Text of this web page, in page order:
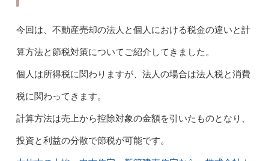
今回は、不動産売却の法人と個人における税金の違いと計
算方法と節税対策についてご紹介してきました。
個人は所得税に関わりますが、法人の場合は法人税と消費
税に関わってきます。
計算方法は売上から控除対象の金額を引いたものとなり、
投資と利益の分散で節税が可能です。